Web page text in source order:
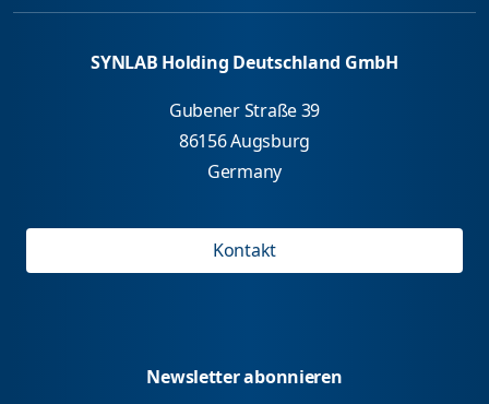
SYNLAB Holding Deutschland GmbH
Gubener Straße 39
86156 Augsburg
Germany
Kontakt
Newsletter abonnieren